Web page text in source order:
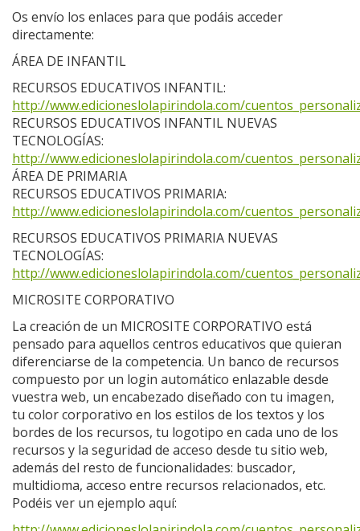
Os envío los enlaces para que podáis acceder
directamente:
ÁREA DE INFANTIL
RECURSOS EDUCATIVOS INFANTIL:
http://www.edicioneslolapirindola.com/
RECURSOS EDUCATIVOS INFANTIL NUEVAS
TECNOLOGÍAS:
http://www.edicioneslolapirindola.com/
ÁREA DE PRIMARIA
RECURSOS EDUCATIVOS PRIMARIA:
http://www.edicioneslolapirindola.com/
RECURSOS EDUCATIVOS PRIMARIA NUEVAS
TECNOLOGÍAS:
http://www.edicioneslolapirindola.com/
MICROSITE CORPORATIVO
La creación de un MICROSITE CORPORATIVO está
pensado para aquellos centros educativos que quieran
diferenciarse de la competencia. Un banco de recursos
compuesto por un login automático enlazable desde
vuestra web, un encabezado diseñado con tu imagen,
tu color corporativo en los estilos de los textos y los
bordes de los recursos, tu logotipo en cada uno de los
recursos y la seguridad de acceso desde tu sitio web,
además del resto de funcionalidades: buscador,
multidioma, acceso entre recursos relacionados, etc.
Podéis ver un ejemplo aquí: